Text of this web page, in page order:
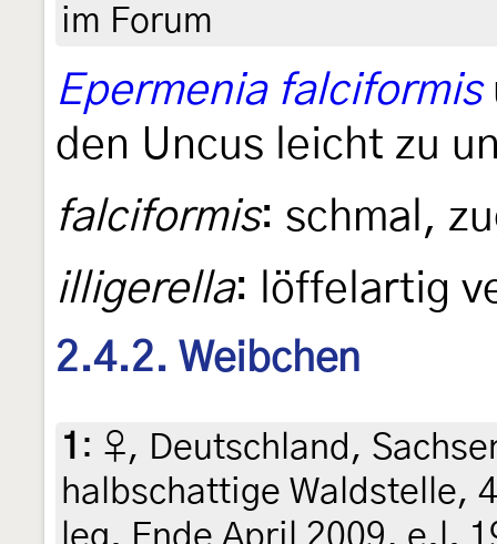
im Forum
Epermenia falciformis
den Uncus leicht zu
falciformis: schmal,
illigerella: löffelartig
2.4.2. Weibchen
1 : ♀, Deutschland,
halbschattige Waldstelle,
leg. Ende April 2009, e.l.